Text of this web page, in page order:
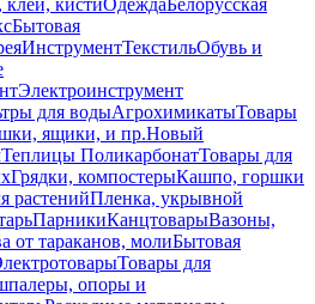
Бытовая
ИнструментТекстильОбувь и
Электроинструмент
для водыАгрохимикатыТовары
ящики, и пр.Новый
Теплицы ПоликарбонатТовары для
Грядки, компостерыКашпо, горшки
растенийПленка, укрывной
ПарникиКанцтоварыВазоны,
от тараканов, молиБытовая
Товары для
опоры и